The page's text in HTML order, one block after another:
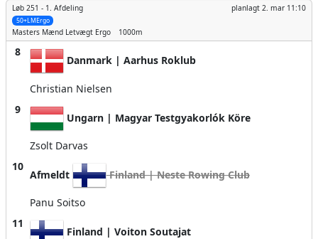
Løb 251 - 1. Afdeling planlagt 2. mar 11:10
50+LMErgo
Masters Mænd Letvægt Ergo 1000m
8
Danmark | Aarhus Roklub
Christian Nielsen
9
Ungarn | Magyar Testgyakorlók Köre
Zsolt Darvas
10
Afmeldt Finland | Neste Rowing Club
Panu Soitso
11
Finland | Voiton Soutajat